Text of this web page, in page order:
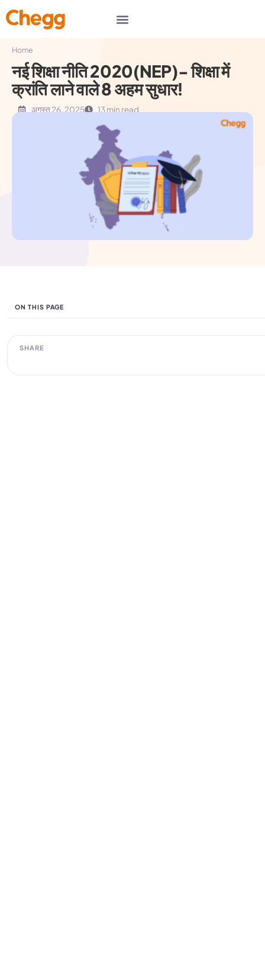
Home
नई शिक्षा नीति 2020(NEP)- शिक्षा में
क्रांति लाने वाले 8 अहम सुधार!
अगस्त 26, 2025 13 min read
ON THIS PAGE
SHARE